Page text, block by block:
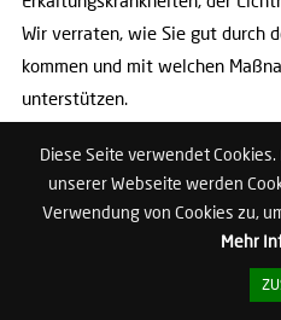
Diese Seite verwendet
unserer Webseite werden
Verwendung von Cookies zu,
Mehr
Wir verraten, wie Sie gut durch
kommen und mit welchen
unterstützen.
Gönnen Sie sich viel Luft
©Volker Witt/stock.adobe.com
kuschelt man sich gerne zu